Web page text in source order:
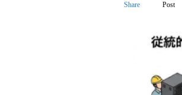
Share Post